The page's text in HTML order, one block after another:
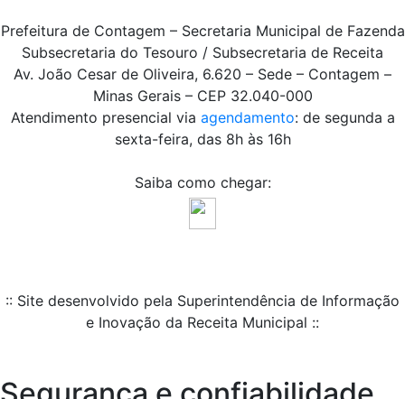
Prefeitura de Contagem – Secretaria Municipal de Fazenda
Subsecretaria do Tesouro / Subsecretaria de Receita
Av. João Cesar de Oliveira, 6.620 – Sede – Contagem –
Minas Gerais – CEP 32.040-000
Atendimento presencial via agendamento: de segunda a
sexta-feira, das 8h às 16h
Saiba como chegar:
:: Site desenvolvido pela Superintendência de Informação
e Inovação da Receita Municipal ::